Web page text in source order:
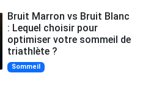
Bruit Marron vs Bruit Blanc
: Lequel choisir pour
optimiser votre sommeil de
triathlète ?
Sommeil